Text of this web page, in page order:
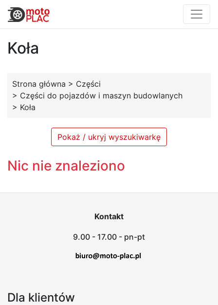
Koła
Strona główna > Części
> Części do pojazdów i maszyn budowlanych
> Koła
Pokaż / ukryj wyszukiwarkę
Nic nie znaleziono
Kontakt
9.00 - 17.00 - pn-pt
Dla klientów